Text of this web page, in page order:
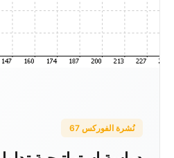
نُشرة الفوركس 67